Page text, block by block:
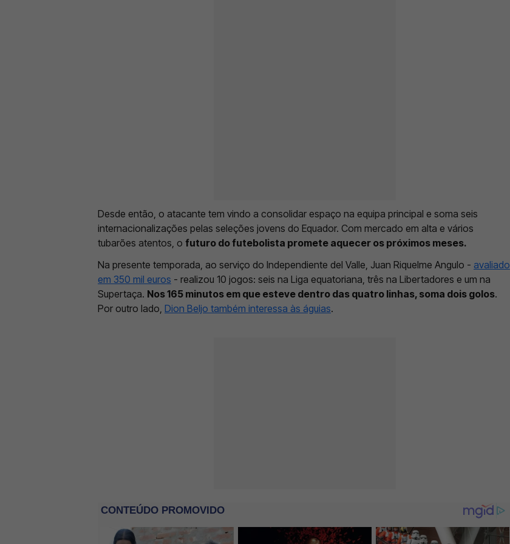
Desde então, o atacante tem vindo a consolidar espaço na equipa principal e soma seis
internacionalizações pelas seleções jovens do Equador. Com mercado em alta e vários
tubarões atentos, o futuro do futebolista promete aquecer os próximos meses.
Na presente temporada, ao serviço do Independiente del Valle, Juan Riquelme Angulo - avaliado
em 350 mil euros - realizou 10 jogos: seis na Liga equatoriana, três na Libertadores e um na
Supertaça. Nos 165 minutos em que esteve dentro das quatro linhas, soma dois golos.
Por outro lado, Dion Beljo também interessa às águias.